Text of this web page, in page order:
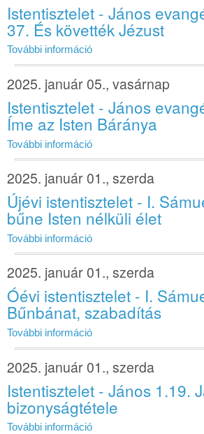
Istentisztelet - János
37. És követték Jézust
További információ
2025. január 05., vasárnap
Istentisztelet - János
Íme az Isten Báránya
További információ
2025. január 01., szerda
Újévi istentisztelet - I.
bűne Isten nélküli élet
További információ
2025. január 01., szerda
Óévi istentisztelet - I.
Bűnbánat, szabadítás
További információ
2025. január 01., szerda
Istentisztelet - János 1.19.
bizonyságtétele
További információ